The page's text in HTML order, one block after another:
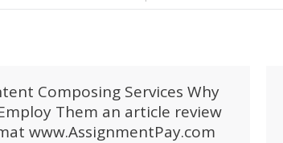
Composing Services Why
Them an article review
www.AssignmentPay.com